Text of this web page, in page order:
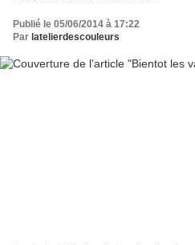
Publié le 05/06/2014 à 17:22
Par latelierdescouleurs